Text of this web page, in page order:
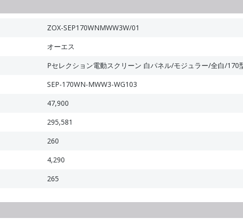
ZOX-SEP170WNMWW3W/01
オーエス
Pセレクション電動スクリーン 白パネル/モジュラー/全白/170
SEP-170WN-MWW3-WG103
47,900
295,581
260
4,290
265